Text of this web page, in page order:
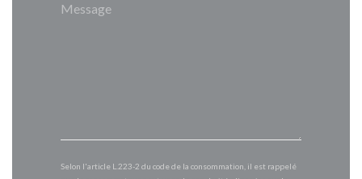
Selon l'article L.223-2 du code de la consommation, il est rappelé